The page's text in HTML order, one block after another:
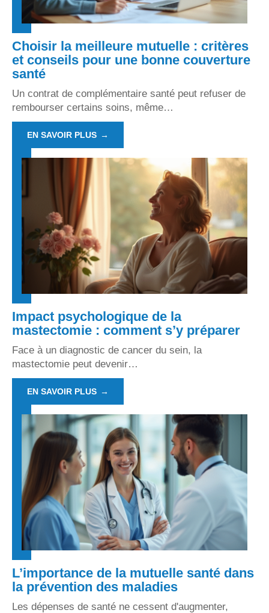
Choisir la meilleure mutuelle : critères
et conseils pour une bonne couverture
santé
Un contrat de complémentaire santé peut refuser de
rembourser certains soins, même…
EN SAVOIR PLUS
Impact psychologique de la
mastectomie : comment s’y préparer
Face à un diagnostic de cancer du sein, la
mastectomie peut devenir…
EN SAVOIR PLUS
L’importance de la mutuelle santé dans
la prévention des maladies
Les dépenses de santé ne cessent d'augmenter,